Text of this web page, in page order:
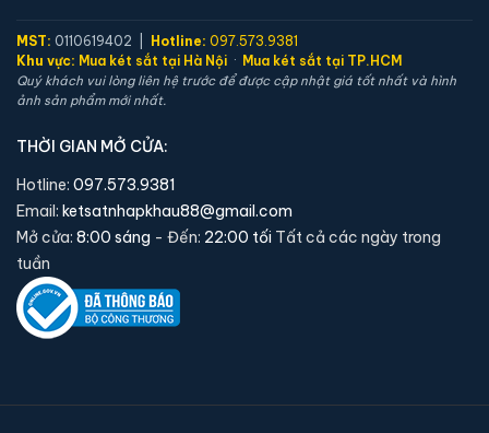
Két sắt mini Liberty LB39S vân tay điện tử chính
hãng
📐 Kích thước:39 x 39 x 35 cm
🔒 Khoá:Khóa vân tay điện tử
🛡️ Bảo hành:24 tháng
5,900,000 đ
MST: 0110619402 | Hotline: 097.573.9381
Khu vực: Mua két sắt tại Hà Nội · Mua két sắt tại TP.HCM
Quý khách vui lòng liên hệ trước để được cập nhật giá tốt nhất và hình
ảnh sản phẩm mới nhất.
THỜI GIAN MỞ CỬA:
Hotline: 097.573.9381
Email: ketsatnhapkhau88@gmail.com
Mở cửa: 8:00 sáng - Đến: 22:00 tối Tất cả các ngày trong
tuần